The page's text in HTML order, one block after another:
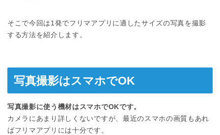
そこで今回は1発でフリマアプリに適したサイズの写真を撮影
する方法を紹介します。
写真撮影はスマホでOK
写真撮影に使う機材はスマホでOKです。
カメラにあまり詳しくないですが、最近のスマホの画質もあれ
ばフリマアプリには十分です。